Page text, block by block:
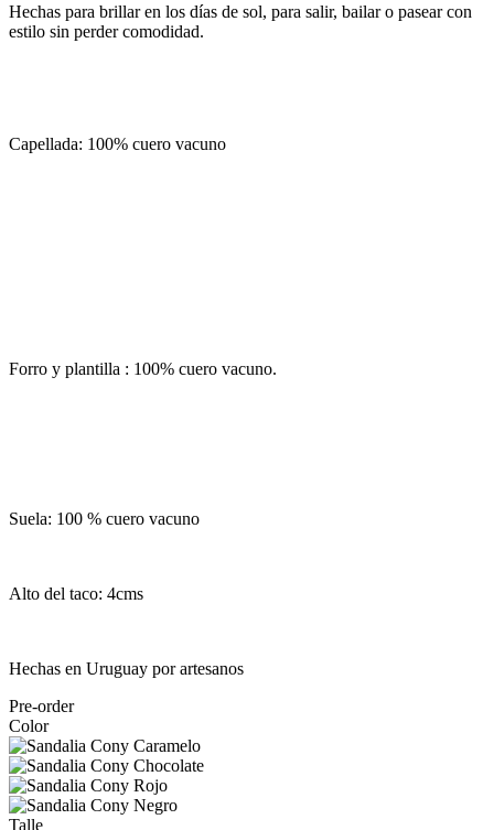
Hechas para brillar en los días de sol, para salir, bailar o pasear con
estilo sin perder comodidad.
Capellada: 100% cuero vacuno
Forro y plantilla : 100% cuero vacuno.
Suela: 100 % cuero vacuno
Alto del taco: 4cms
Hechas en Uruguay por artesanos
Pre-order
Color
Talle